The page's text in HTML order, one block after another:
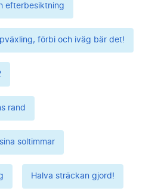
efterbesiktning
förbi och iväg bär det!
rand
soltimmar
Halva sträckan gjord!